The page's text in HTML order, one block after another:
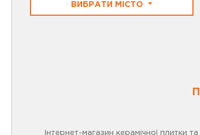
ВИБРАТИ МІСТО
Інтернет-магазин керамічної плитки та